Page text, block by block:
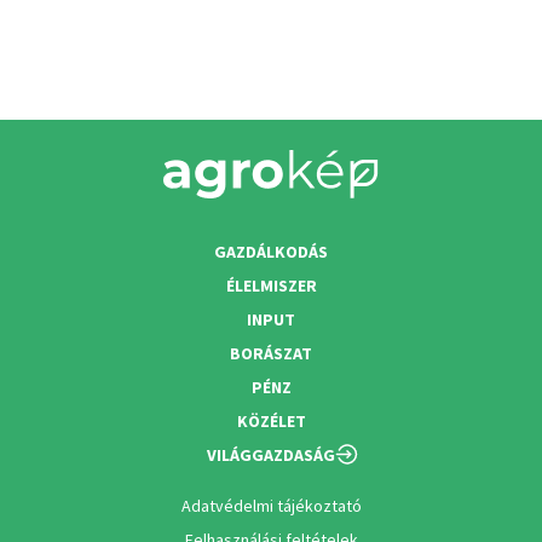
GAZDÁLKODÁS
ÉLELMISZER
INPUT
BORÁSZAT
PÉNZ
KÖZÉLET
VILÁGGAZDASÁG
Adatvédelmi tájékoztató